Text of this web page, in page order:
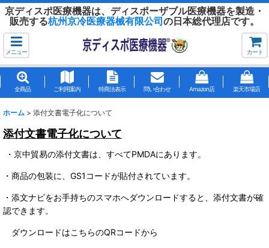
京ディスポ医療機器は、ディスポーザブル医療機器を製造・
販売する杭州京冷医療器械有限公司の日本総代理店です。
メニュー カート
全商品 ご利用案内 特商法表示 問い合わせ Amazon店 楽天市場店
ホーム > 添付文書電子化について
添付文書電子化について
・京中貿易の添付文書は、すべてPMDAにあります。
・商品の包装に、GS1コードが貼付されています。
・添文ナビをお手持ちのスマホへダウンロードすると、添付文書が確
認できます。
ダウンロードはこちらのQRコードから